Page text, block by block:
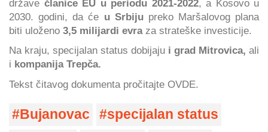
države članice EU u periodu 2021-2022, a Kosovo u
2030. godini, da će u Srbiju preko Maršalovog plana
biti uloženo 3,5 milijardi evra za strateške investicije.
Na kraju, specijalan status dobijaju i grad Mitrovica, ali
i kompanija Trepča.
Tekst čitavog dokumenta pročitajte OVDE.
Bujanovac
specijalan status